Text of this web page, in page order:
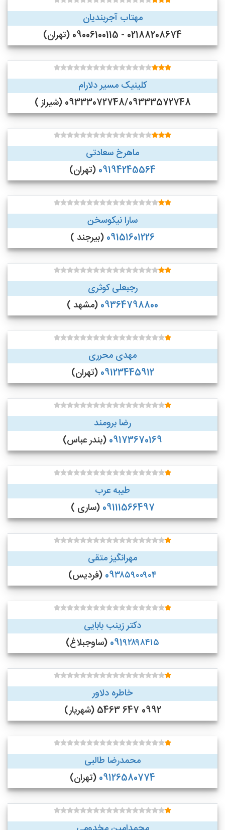
مهتاب آجربندیان
02188208674 - 09006100115 (تهران)
کلینیک مسیر دلارام
09333072748/09333572748 (شیراز )
ماهرخ سعادتی
09194245564 (تهران)
سارا نیکوسخن
09151601226 (بیرجند )
رجبعلی کوثری
09364798800 (مشهد )
مهدی محرری
09123445912 (تهران)
رضا برومند
09173670169 (بندر عباس)
طیبه عرب
09111566497 (ساری )
مهرانگیز متقی
09۳۸۵۹۰۰۹۰۴ (فردیس)
دکتر زینب بابایی
091۹۲۸۹۸۴۱۵ (ساوجبلاغ)
خاطره دلاور
0992 647 5463 (شهریار)
محمدرضا طالبی
09126580774 (تهران)